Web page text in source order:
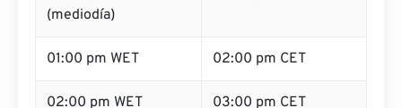
(mediodía)
01:00 pm WET 02:00 pm CET
02:00 pm WET 03:00 pm CET